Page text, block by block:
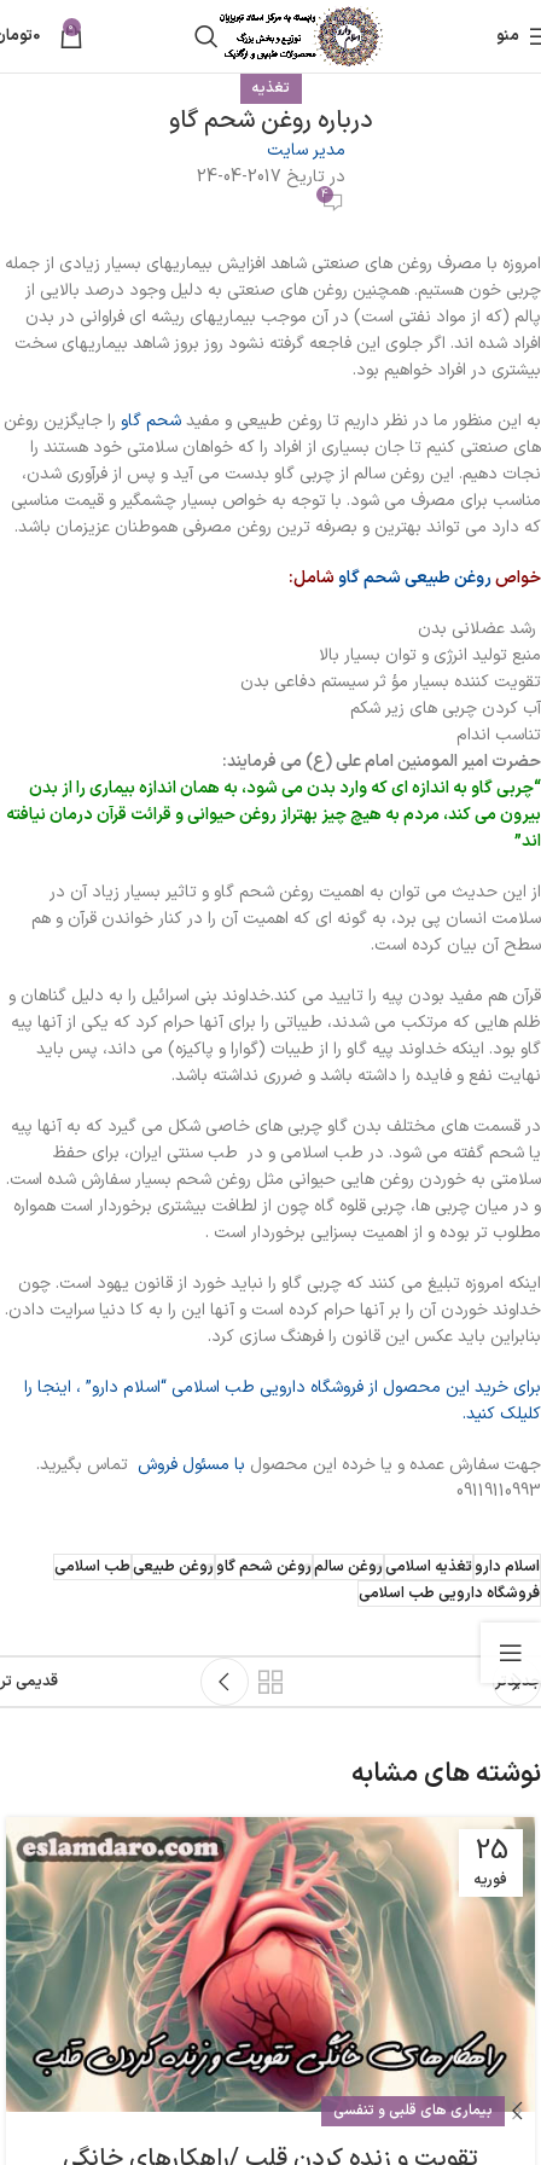
منو 0
0
تغذیه
درباره روغن شحم گاو
مدیر سایت
در تاریخ 2017-04-24
4
امروزه با مصرف روغن های صنعتی شاهد افزایش بیماریهای بسیار زیادی از جمله
چربی خون هستیم. همچنین روغن های صنعتی به دلیل وجود درصد بالایی از
پالم (که از مواد نفتی است) در آن موجب بیماریهای ریشه ای فراوانی در بدن
افراد شده اند. اگر جلوی این فاجعه گرفته نشود روز بروز شاهد بیماریهای سخت
بیشتری در افراد خواهیم بود.
به این منظور ما در نظر داریم تا روغن طبیعی و مفیدشحم گاو را جایگزین روغن
های صنعتی کنیم تا جان بسیاری از افراد را که خواهان سلامتی خود هستند را
نجات دهیم. این روغن سالم از چربی گاو بدست می آید و پس از فرآوری شدن،
مناسب برای مصرف می شود. با توجه به خواص بسیار چشمگیر و قیمت مناسبی
که دارد می تواند بهترین و بصرفه ترین روغن مصرفی هموطنان عزیزمان باشد.
خواصروغن طبیعی شحم گاو شامل:
رشد عضلانی بدن
منبع تولید انرژی و توان بسیار بالا
تقویت کننده بسیار مؤ ثر سیستم دفاعی بدن
آب کردن چربی های زیر شکم
تناسب اندام
حضرت امیر المومنین امام علی (ع) می فرمایند:
“چربی گاو به اندازه ای که وارد بدن می شود، به همان اندازه بیماری را از بدن
بیرون می کند،‌ مردم به هیچ چیز بهتراز روغن حیوانی و قرائت قرآن درمان نیافته
اند”
از این حدیث می توان به اهمیت روغن شحم گاو و تاثیر بسیار زیاد آن در
سلامت انسان پی برد، به گونه ای که اهمیت آن را در کنار خواندن قرآن و هم
سطح آن بیان کرده است.
قرآن هم مفید بودن پیه را تایید می کند.خداوند بنی اسرائیل را به دلیل گناهان و
ظلم هایی که مرتکب می شدند، طیباتی را برای آنها حرام کرد که یکی از آنها پیه
گاو بود. اینکه خداوند پیه گاو را از طیبات (گوارا و پاکیزه) می داند، پس باید
نهایت نفع و فایده را داشته باشد و ضرری نداشته باشد.
در قسمت های مختلف بدن گاو چربی های خاصی شکل می گیرد که به آنها پیه
یا شحم گفته می شود. در طب اسلامی و در طب سنتی ایران، برای حفظ
سلامتی به خوردن روغن هایی حیوانی مثل روغن شحم بسیار سفارش شده است.
و در میان چربی ها، چربی قلوه گاه چون از لطافت بیشتری برخوردار است همواره
مطلوب تر بوده و از اهمیت بسزایی برخوردار است .
اینکه امروزه تبلیغ می کنند که چربی گاو را نباید خورد از قانون یهود است. چون
خداوند خوردن آن را بر آنها حرام کرده است و آنها این را به کا دنیا سرایت دادن.
بنابراین باید عکس این قانون را فرهنگ سازی کرد.
برای خرید این محصول از فروشگاه دارویی طب اسلامی “اسلام دارو” ، اینجا را
کلیلک کنید.
جهت سفارش عمده و یا خرده این محصول با مسئول فروش تماس بگیرید.
09119110993
اسلام داروتغذیه اسلامیروغن سالمروغن شحم گاوروغن طبیعیطب اسلامی
فروشگاه دارویی طب اسلامی
جدیدتر قدیمی تر
نوشته های مشابه
25
فوریه
بیماری های قلبی و تنفسی